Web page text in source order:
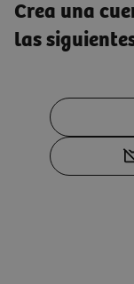
Crea una
las
Subir CV
Subir CV más